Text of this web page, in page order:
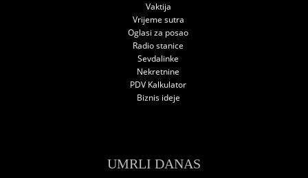
Vaktija
Vrijeme sutra
Oglasi za posao
Radio stanice
Sevdalinke
Nekretnine
PDV Kalkulator
Biznis ideje
UMRLI DANAS